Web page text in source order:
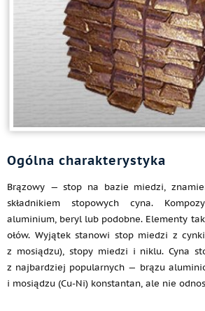
Ogólna charakterystyka
Brązowy — stop na bazie miedzi,
składnikiem stopowych cyna.
aluminium, beryl lub podobne. Elementy
ołów. Wyjątek stanowi stop miedzi z
z mosiądzu), stopy miedzi i niklu. Cyna
z najbardziej popularnych — brązu
i mosiądzu (Cu-Ni) konstantan, ale nie